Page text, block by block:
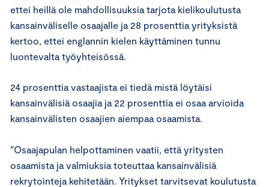
ettei heillä ole mahdollisuuksia tarjota kielikoulutusta
kansainväliselle osaajalle ja 28 prosenttia yrityksistä
kertoo, ettei englannin kielen käyttäminen tunnu
luontevalta työyhteisössä.
24 prosenttia vastaajista ei tiedä mistä löytäisi
kansainvälisiä osaajia ja 22 prosenttia ei osaa arvioida
kansainvälisten osaajien aiempaa osaamista.
”Osaajapulan helpottaminen vaatii, että yritysten
osaamista ja valmiuksia toteuttaa kansainvälisiä
rekrytointeja kehitetään. Yritykset tarvitsevat koulutusta